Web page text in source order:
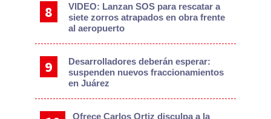
VIDEO: Lanzan SOS para rescatar a
siete zorros atrapados en obra frente
al aeropuerto
Desarrolladores deberán esperar:
suspenden nuevos fraccionamientos
en Juárez
Ofrece Carlos Ortiz disculpa a la